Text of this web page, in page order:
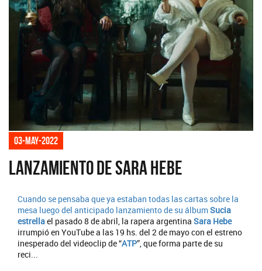
03-may-2022
Lanzamiento de Sara Hebe
Cuando se pensaba que ya estaban todas las cartas sobre la
mesa luego del anticipado lanzamiento de su álbumSucia
estrellael pasado 8 de abril, la rapera argentina Sara Hebe
irrumpió en YouTube a las 19 hs. del 2 de mayo con el estreno
inesperado del videoclip de “ATP”, que forma parte de su
reci...